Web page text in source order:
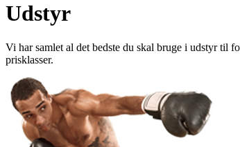
Udstyr
Vi har samlet al det bedste du skal bruge i udstyr til
prisklasser.